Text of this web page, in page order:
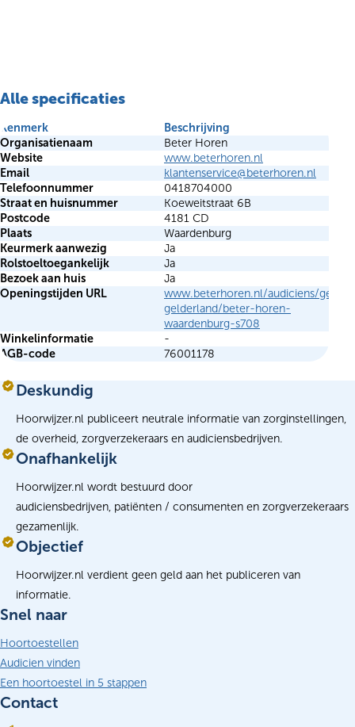
Alle specificaties
Kenmerk
Beschrijving
Organisatienaam
Beter Horen
Website
www.beterhoren.nl
Email
klantenservice@beterhoren.nl
Telefoonnummer
0418704000
Straat en huisnummer
Koeweitstraat 6B
Postcode
4181 CD
Plaats
Waardenburg
Keurmerk aanwezig
Ja
Rolstoeltoegankelijk
Ja
Bezoek aan huis
Ja
Openingstijden URL
www.beterhoren.nl/audiciens/
gelderland/beter-horen-
waardenburg-s708
Winkelinformatie
-
AGB-code
76001178
Deskundig
Hoorwijzer.nl publiceert neutrale informatie van zorginstellingen,
de overheid, zorgverzekeraars en audiciensbedrijven.
Onafhankelijk
Hoorwijzer.nl wordt bestuurd door
audiciensbedrijven, patiënten / consumenten en zorgverzekeraars
gezamenlijk.
Objectief
Hoorwijzer.nl verdient geen geld aan het publiceren van
informatie.
Snel naar
Hoortoestellen
Audicien vinden
Een hoortoestel in 5 stappen
Contact